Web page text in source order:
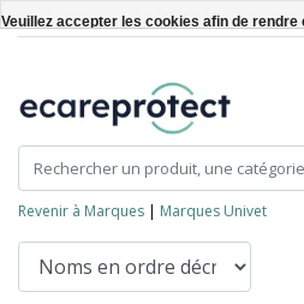
Revenir à Marques | Marques Univet
Veuillez accepter les cookies afin de